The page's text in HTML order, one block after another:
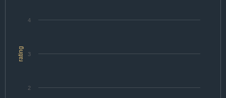
rating
2
3
4